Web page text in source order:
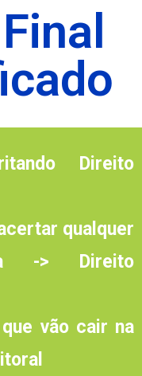
Direito
qualquer
-> Direito
vão cair na